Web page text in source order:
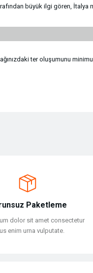
büyük ilgi gören,
ter oluşumunu
Paketleme
dolor sit amet consectetur
enim urna vulputate.